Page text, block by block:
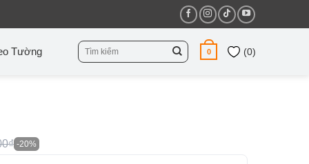
Tường
Tìm
kiếm:
0 (0)
-20%